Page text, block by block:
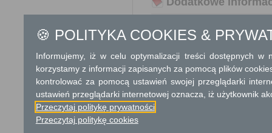
Wniosek jest wolny od opłat.
Tryb odwoławczy
Brak
🍪 POLITYKA COOKIES &
Informujemy, iż w celu optymalizacji treści dostępnych w
korzystamy z informacji zapisanych za pomocą plików
kontrolować za pomocą ustawień swojej przeglądarki
ustawień przeglądarki internetowej oznacza, iż użytkownik
Przeczytaj politykę prywatności
Przeczytaj politykę cookies